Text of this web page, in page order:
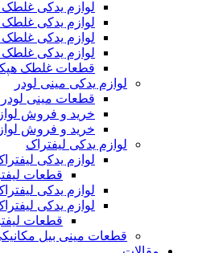
لوازم یدکی غلطک هپکو
لوازم یدکی غلطک دایناپاک
لوازم یدکی غلطک ساکایی
لوازم یدکی غلطک کوماتسو
قطعات غلطک هپکو
لوازم یدکی مینی لودر
قطعات مینی لودر
خرید و فروش لوازم یدکی
خرید و فروش لوازم یدکی
لوازم یدکی لیفتراک
لوازم یدکی لیفتراک کوماتسو
قطعات لیفتراک
لوازم یدکی لیفتراک هایستر
لوازم یدکی لیفتراک تویوتا
قطعات لیفتراک تویوتا
قطعات مینی بیل مکانیکی